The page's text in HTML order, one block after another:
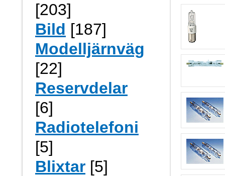
[203]
Bild [187]
Modelljärnväg
[22]
Reservdelar
[6]
Radiotelefoni
[5]
Blixtar [5]